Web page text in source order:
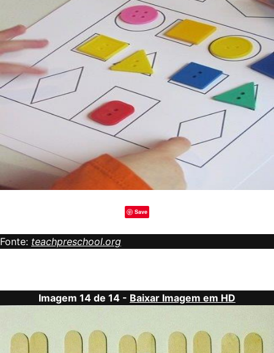
Save
Fonte: teachpreschool.org
Imagem 14 de 14 - Baixar Imagem em HD